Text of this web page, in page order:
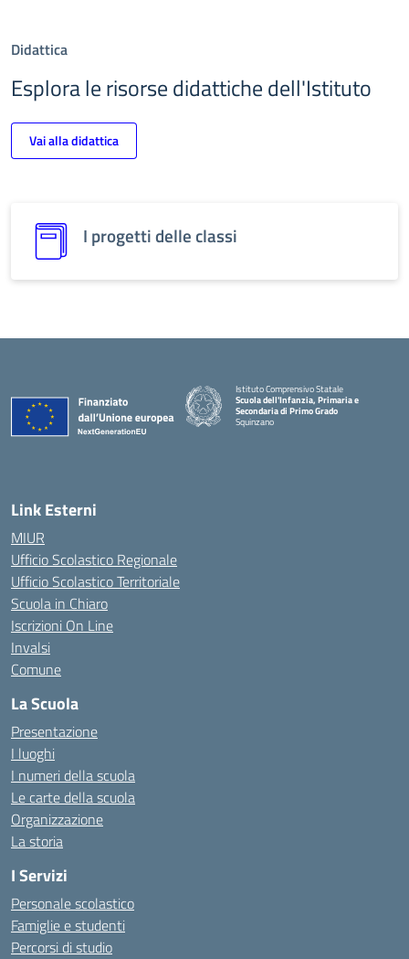
Didattica
Esplora le risorse didattiche dell'Istituto
Vai alla didattica
I progetti delle classi
Istituto Comprensivo Statale
Scuola dell'Infanzia, Primaria e
Secondaria di Primo Grado
Squinzano
Link Esterni
MIUR
Ufficio Scolastico Regionale
Ufficio Scolastico Territoriale
Scuola in Chiaro
Iscrizioni On Line
Invalsi
Comune
La Scuola
Presentazione
I luoghi
I numeri della scuola
Le carte della scuola
Organizzazione
La storia
I Servizi
Personale scolastico
Famiglie e studenti
Percorsi di studio